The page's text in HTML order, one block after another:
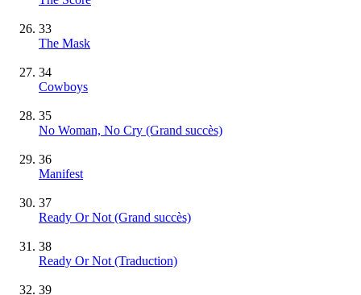
33
The Mask
34
Cowboys
35
No Woman, No Cry (Grand succès)
36
Manifest
37
Ready Or Not (Grand succès)
38
Ready Or Not (Traduction)
39